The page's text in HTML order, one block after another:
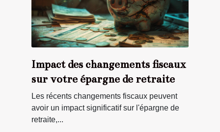
Impact des changements fiscaux
sur votre épargne de retraite
Les récents changements fiscaux peuvent
avoir un impact significatif sur l'épargne de
retraite,...